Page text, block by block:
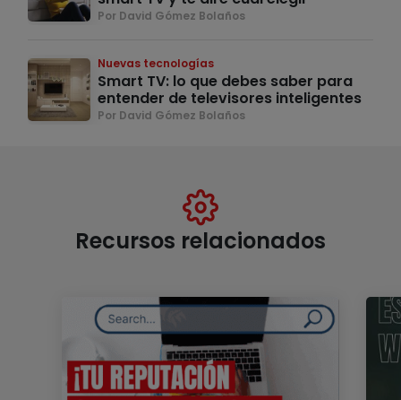
Por David Gómez Bolaños
Nuevas tecnologías
Smart TV: lo que debes saber para
entender de televisores inteligentes
Por David Gómez Bolaños
Recursos relacionados